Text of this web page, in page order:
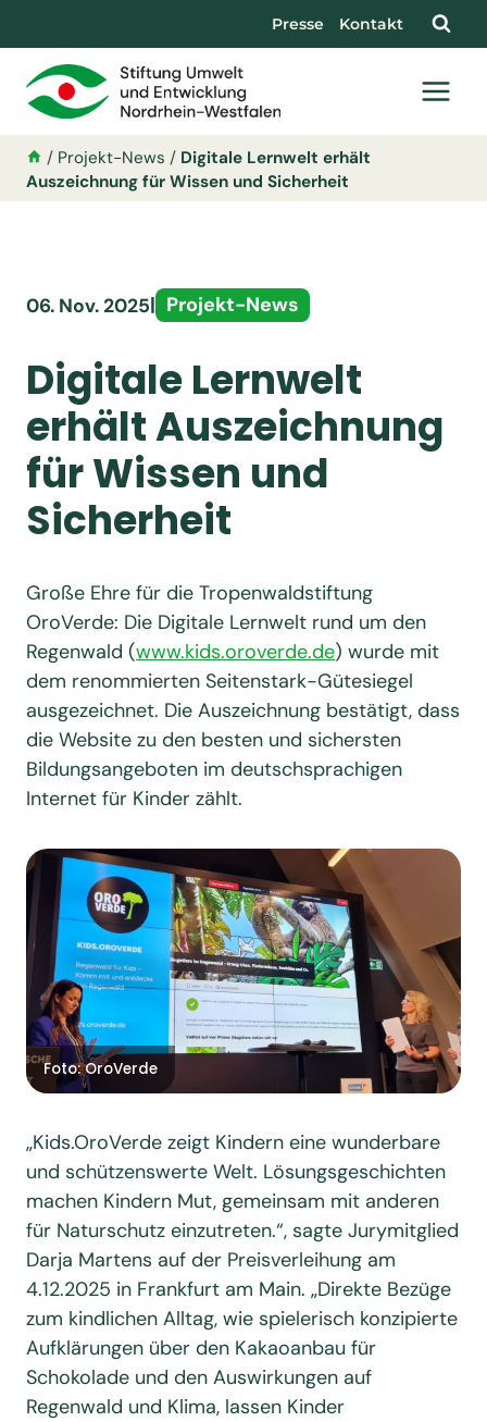
Presse Kontakt
/ Projekt-News / Digitale Lernwelt erhält
Auszeichnung für Wissen und Sicherheit
06. Nov. 2025| Projekt-News
Digitale Lernwelt
erhält Auszeichnung
für Wissen und
Sicherheit
Große Ehre für die Tropenwaldstiftung
OroVerde: Die Digitale Lernwelt rund um den
Regenwald (www.kids.oroverde.de) wurde mit
dem renommierten Seitenstark-Gütesiegel
ausgezeichnet. Die Auszeichnung bestätigt, dass
die Website zu den besten und sichersten
Bildungsangeboten im deutschsprachigen
Internet für Kinder zählt.
Foto: OroVerde
„Kids.OroVerde zeigt Kindern eine wunderbare
und schützenswerte Welt. Lösungsgeschichten
machen Kindern Mut, gemeinsam mit anderen
für Naturschutz einzutreten.“, sagte Jurymitglied
Darja Martens auf der Preisverleihung am
4.12.2025 in Frankfurt am Main. „Direkte Bezüge
zum kindlichen Alltag, wie spielerisch konzipierte
Aufklärungen über den Kakaoanbau für
Schokolade und den Auswirkungen auf
Regenwald und Klima, lassen Kinder